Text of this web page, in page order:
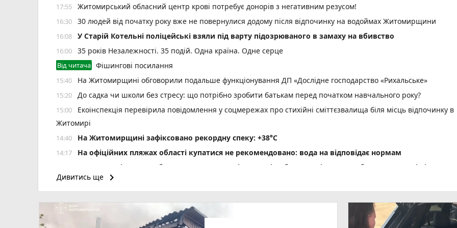
17:55 Житомирський обласний центр крові потребує донорів з негативним резусом!
16:30 30 людей від початку року вже не повернулися додому після відпочинку на водоймах Житомирщини
16:08 У Старій Котельні поліцейські взяли під варту підозрюваного в замаху на вбивство
16:00 35 років Незалежності. 35 подій. Одна країна. Одне серце
Від читача Фішингові посилання
15:40 На Житомирщині обговорили подальше функціонування ДП «Дослідне господарство «Рихальське»
15:20 До садка чи школи без стресу: що потрібно зробити батькам перед початком навчального року?
15:00
Екоінспекція перевірила повідомлення у соцмережах про стихійні сміттєзвалища біля місць відпочинку в
Житомирі
14:40 Н️а Житомирщині зафіксовано рекордну спеку: +38°C
14:17 На офіційних пляжах області купатися не рекомендовано: вода на відповідає нормам
У Житомирі у свято Яблучного Спаса «Пиріг пам'яті» об' єднав рідних загиблих Захисників і
України photo_camera
12:40 У Коростенському ТЦК під час проходження ВЛК помер чоловік
У річці Мика в Радомишлі зафіксовано масову загибель риби
Дивитись ще keyboard_arrow_right